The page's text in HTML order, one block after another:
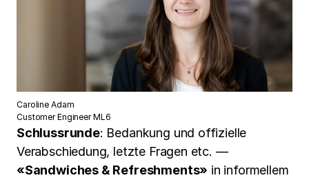
Caroline Adam
Customer Engineer ML6
Schlussrunde: Bedankung und offizielle
Verabschiedung, letzte Fragen etc. —
«Sandwiches & Refreshments» in informellem